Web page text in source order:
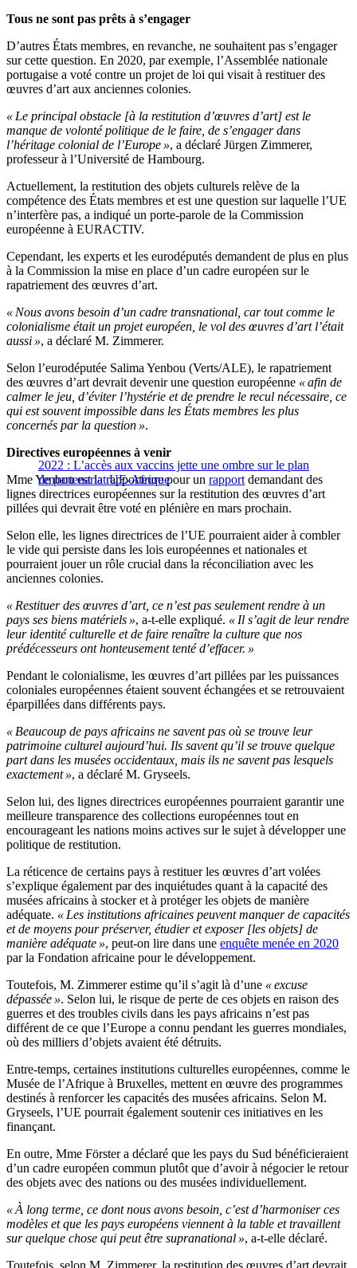
Tous ne sont pas prêts à s’engager
D’autres États membres, en revanche, ne souhaitent pas s’engager
sur cette question. En 2020, par exemple, l’Assemblée nationale
portugaise a voté contre un projet de loi qui visait à restituer des
œuvres d’art aux anciennes colonies.
« Le principal obstacle [à la restitution d’œuvres d’art] est le
manque de volonté politique de le faire, de s’engager dans
l’héritage colonial de l’Europe », a déclaré Jürgen Zimmerer,
professeur à l’Université de Hambourg.
Actuellement, la restitution des objets culturels relève de la
compétence des États membres et est une question sur laquelle l’UE
n’interfère pas, a indiqué un porte-parole de la Commission
européenne à EURACTIV.
Cependant, les experts et les eurodéputés demandent de plus en plus
à la Commission la mise en place d’un cadre européen sur le
rapatriement des œuvres d’art.
« Nous avons besoin d’un cadre transnational, car tout comme le
colonialisme était un projet européen, le vol des œuvres d’art l’était
aussi », a déclaré M. Zimmerer.
Selon l’eurodéputée Salima Yenbou (Verts/ALE), le rapatriement
des œuvres d’art devrait devenir une question européenne « afin de
calmer le jeu, d’éviter l’hystérie et de prendre le recul nécessaire, ce
qui est souvent impossible dans les États membres les plus
concernés par la question ».
2022 : L’accès aux vaccins jette une ombre sur le plan
de partenariat UE-Afrique
Directives européennes à venir
Mme Yenbou est la rapporteure pour un rapport demandant des
lignes directrices européennes sur la restitution des œuvres d’art
pillées qui devrait être voté en plénière en mars prochain.
Selon elle, les lignes directrices de l’UE pourraient aider à combler
le vide qui persiste dans les lois européennes et nationales et
pourraient jouer un rôle crucial dans la réconciliation avec les
anciennes colonies.
« Restituer des œuvres d’art, ce n’est pas seulement rendre à un
pays ses biens matériels », a-t-elle expliqué. « Il s’agit de leur rendre
leur identité culturelle et de faire renaître la culture que nos
prédécesseurs ont honteusement tenté d’effacer. »
Pendant le colonialisme, les œuvres d’art pillées par les puissances
coloniales européennes étaient souvent échangées et se retrouvaient
éparpillées dans différents pays.
« Beaucoup de pays africains ne savent pas où se trouve leur
patrimoine culturel aujourd’hui. Ils savent qu’il se trouve quelque
part dans les musées occidentaux, mais ils ne savent pas lesquels
exactement », a déclaré M. Gryseels.
Selon lui, des lignes directrices européennes pourraient garantir une
meilleure transparence des collections européennes tout en
encourageant les nations moins actives sur le sujet à développer une
politique de restitution.
La réticence de certains pays à restituer les œuvres d’art volées
s’explique également par des inquiétudes quant à la capacité des
musées africains à stocker et à protéger les objets de manière
adéquate. « Les institutions africaines peuvent manquer de capacités
et de moyens pour préserver, étudier et exposer [les objets] de
manière adéquate », peut-on lire dans une enquête menée en 2020
par la Fondation africaine pour le développement.
Toutefois, M. Zimmerer estime qu’il s’agit là d’une « excuse
dépassée ». Selon lui, le risque de perte de ces objets en raison des
guerres et des troubles civils dans les pays africains n’est pas
différent de ce que l’Europe a connu pendant les guerres mondiales,
où des milliers d’objets avaient été détruits.
Entre-temps, certaines institutions culturelles européennes, comme le
Musée de l’Afrique à Bruxelles, mettent en œuvre des programmes
destinés à renforcer les capacités des musées africains. Selon M.
Gryseels, l’UE pourrait également soutenir ces initiatives en les
finançant.
En outre, Mme Förster a déclaré que les pays du Sud bénéficieraient
d’un cadre européen commun plutôt que d’avoir à négocier le retour
des objets avec des nations ou des musées individuellement.
« À long terme, ce dont nous avons besoin, c’est d’harmoniser ces
modèles et que les pays européens viennent à la table et travaillent
sur quelque chose qui peut être supranational », a-t-elle déclaré.